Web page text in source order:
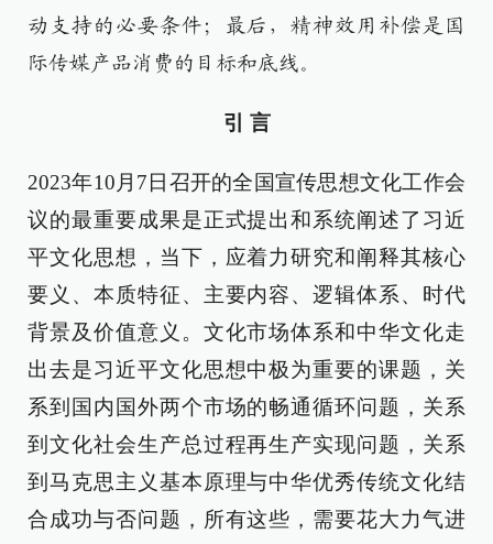
动支持的必要条件；最后，精神效用补偿是国
际传媒产品消费的目标和底线。
引 言
2023年10月7日召开的全国宣传思想文化工作会
议的最重要成果是正式提出和系统阐述了习近
平文化思想，当下，应着力研究和阐释其核心
要义、本质特征、主要内容、逻辑体系、时代
背景及价值意义。文化市场体系和中华文化走
出去是习近平文化思想中极为重要的课题，关
系到国内国外两个市场的畅通循环问题，关系
到文化社会生产总过程再生产实现问题，关系
到马克思主义基本原理与中华优秀传统文化结
合成功与否问题，所有这些，需要花大力气进